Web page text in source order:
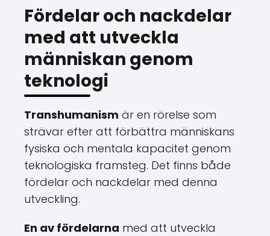
Fördelar och nackdelar
med att utveckla
människan genom
teknologi
Transhumanism är en rörelse som
strävar efter att förbättra människans
fysiska och mentala kapacitet genom
teknologiska framsteg. Det finns både
fördelar och nackdelar med denna
utveckling.
En av fördelarna med att utveckla